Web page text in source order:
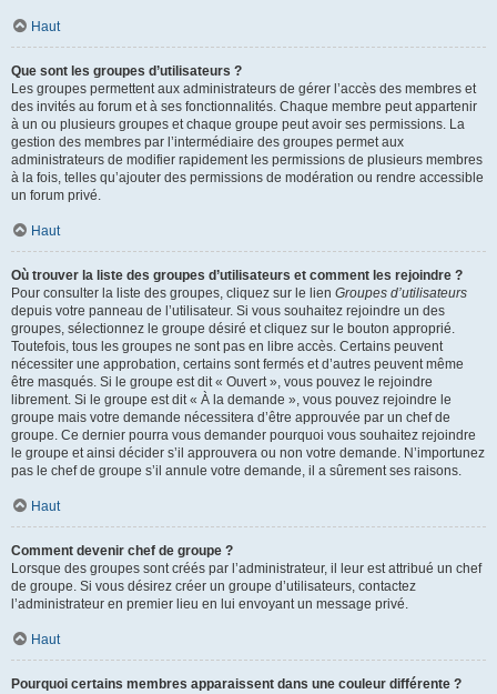
Haut
Que sont les groupes d’utilisateurs ?
Les groupes permettent aux administrateurs de gérer l’accès des membres et
des invités au forum et à ses fonctionnalités. Chaque membre peut appartenir
à un ou plusieurs groupes et chaque groupe peut avoir ses permissions. La
gestion des membres par l’intermédiaire des groupes permet aux
administrateurs de modifier rapidement les permissions de plusieurs membres
à la fois, telles qu’ajouter des permissions de modération ou rendre accessible
un forum privé.
Haut
Où trouver la liste des groupes d’utilisateurs et comment les rejoindre ?
Pour consulter la liste des groupes, cliquez sur le lien Groupes d’utilisateurs
depuis votre panneau de l’utilisateur. Si vous souhaitez rejoindre un des
groupes, sélectionnez le groupe désiré et cliquez sur le bouton approprié.
Toutefois, tous les groupes ne sont pas en libre accès. Certains peuvent
nécessiter une approbation, certains sont fermés et d’autres peuvent même
être masqués. Si le groupe est dit « Ouvert », vous pouvez le rejoindre
librement. Si le groupe est dit « À la demande », vous pouvez rejoindre le
groupe mais votre demande nécessitera d’être approuvée par un chef de
groupe. Ce dernier pourra vous demander pourquoi vous souhaitez rejoindre
le groupe et ainsi décider s’il approuvera ou non votre demande. N’importunez
pas le chef de groupe s’il annule votre demande, il a sûrement ses raisons.
Haut
Comment devenir chef de groupe ?
Lorsque des groupes sont créés par l’administrateur, il leur est attribué un chef
de groupe. Si vous désirez créer un groupe d’utilisateurs, contactez
l’administrateur en premier lieu en lui envoyant un message privé.
Haut
Pourquoi certains membres apparaissent dans une couleur différente ?